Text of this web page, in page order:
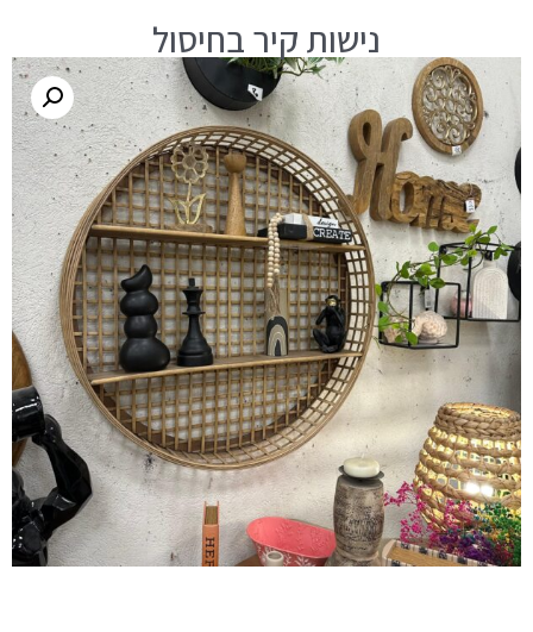
נישות קיר בחיסול